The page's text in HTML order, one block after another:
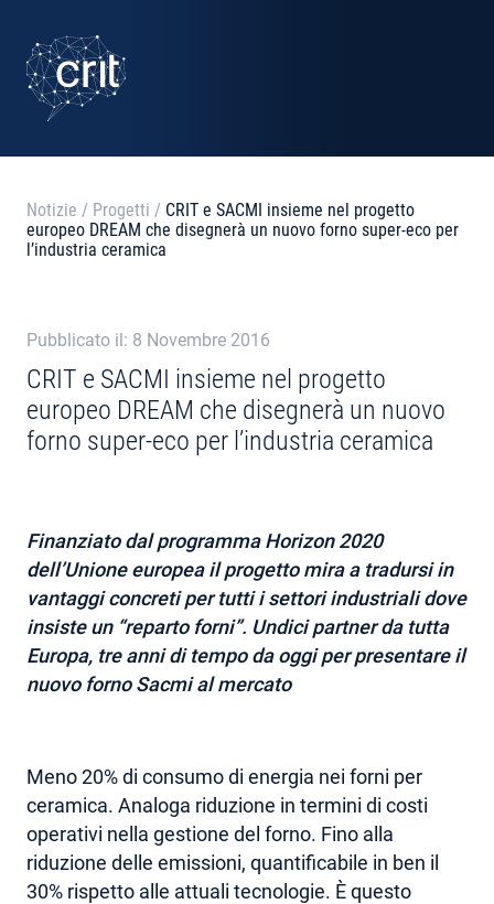
SERVIZI
CASI STUDIO
PROGETTI
CHI SIAMO
CONTATTI
AREA RISERVATA
Notizie / Progetti / CRIT e SACMI insieme nel progetto
europeo DREAM che disegnerà un nuovo forno super-eco per
l’industria ceramica
Pubblicato il: 8 Novembre 2016
CRIT e SACMI insieme nel progetto
europeo DREAM che disegnerà un nuovo
forno super-eco per l’industria ceramica
Finanziato dal programma Horizon 2020
dell’Unione europea il progetto mira a tradursi in
vantaggi concreti per tutti i settori industriali dove
insiste un “reparto forni”. Undici partner da tutta
Europa, tre anni di tempo da oggi per presentare il
nuovo forno Sacmi al mercato
Meno 20% di consumo di energia nei forni per
ceramica. Analoga riduzione in termini di costi
operativi nella gestione del forno. Fino alla
riduzione delle emissioni, quantificabile in ben il
30% rispetto alle attuali tecnologie. È questo